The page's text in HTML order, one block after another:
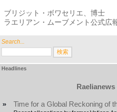
Search...
Headlines
» Time for a Global Reckoning of
ブリジット・ボワセリエ、博士
ラエリアン・ムーブメント公式広